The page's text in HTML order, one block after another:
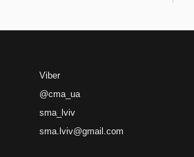
Viber
@cma_ua
sma_lviv
sma.lviv@gmail.com